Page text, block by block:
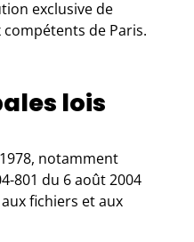
exclusive de
de Paris.
lois
notamment
801 du 6 août 2004
fichiers et aux